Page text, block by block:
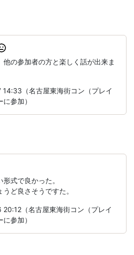
の参加者の方と楽しく話が出来ま
（名古屋東海街コン（プレイ
参加）
式で良かった。
ど良さそうですた。
（名古屋東海街コン（プレイ
参加）